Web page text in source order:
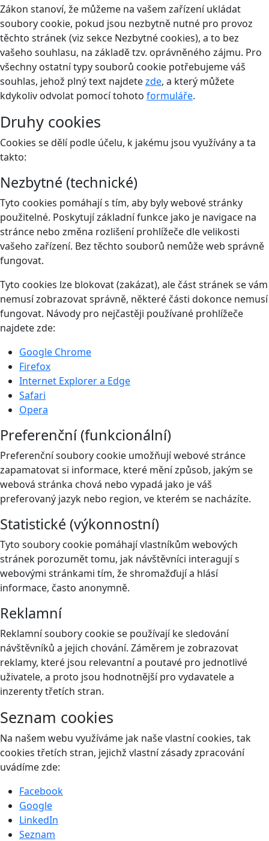
Zákon stanoví, že můžeme na vašem zařízení ukládat
soubory cookie, pokud jsou nezbytně nutné pro provoz
těchto stránek (viz sekce Nezbytné cookies), a to bez
vašeho souhlasu, na základě tzv. oprávněného zájmu. Pro
všechny ostatní typy souborů cookie potřebujeme váš
souhlas, jehož plný text najdetezde, a který můžete
kdykoliv odvolat pomocí tohoto formuláře.
Druhy cookies
Cookies se dělí podle účelu, k jakému jsou využívány a ta
takto:
Nezbytné (technické)
Tyto cookies pomáhají s tím, aby byly webové stránky
použitelné. Poskytují základní funkce jako je navigace na
stránce nebo změna rozlišení prohlížeče dle velikosti
vašeho zařízení. Bez těchto souborů nemůže web správně
fungovat.
Tyto cookies lze blokovat (zakázat), ale část stránek se vám
nemusí zobrazovat správně, některé části dokonce nemusí
fungovat. Návody pro nejčastěji používané prohlížeče
najdete zde:
Google Chrome
Firefox
Internet Explorer a Edge
Safari
Opera
Preferenční (funkcionální)
Preferenční soubory cookie umožňují webové stránce
zapamatovat si informace, které mění způsob, jakým se
webová stránka chová nebo vypadá jako je váš
preferovaný jazyk nebo region, ve kterém se nacházíte.
Statistické (výkonnostní)
Tyto soubory cookie pomáhají vlastníkům webových
stránek porozumět tomu, jak návštěvníci interagují s
webovými stránkami tím, že shromažďují a hlásí
informace, často anonymně.
Reklamní
Reklamní soubory cookie se používají ke sledování
návštěvníků a jejich chování. Záměrem je zobrazovat
reklamy, které jsou relevantní a poutavé pro jednotlivé
uživatele, a proto jsou hodnotnější pro vydavatele a
inzerenty třetích stran.
Seznam cookies
Na našem webu využíváme jak naše vlastní cookies, tak
cookies třetích stran, jejichž vlastní zásady zpracování
uvádíme zde:
Facebook
Google
LinkedIn
Seznam